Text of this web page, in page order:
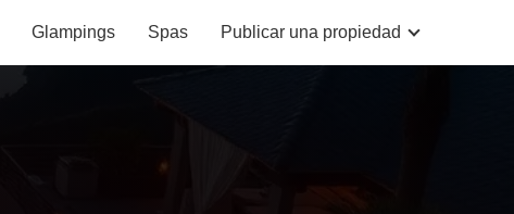
Glampings Spas Publicar una propiedad